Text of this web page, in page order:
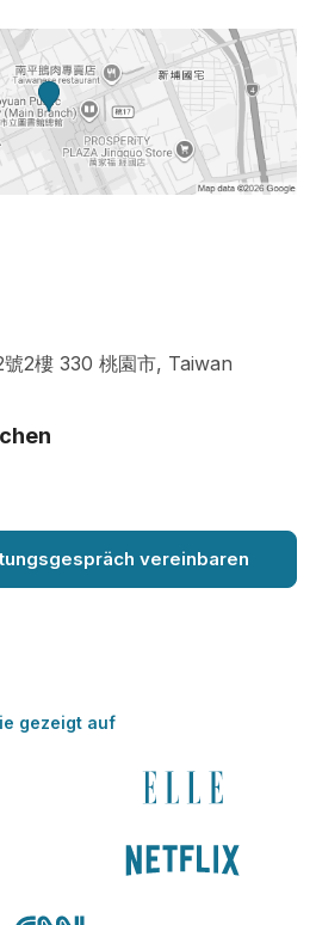
2樓 330 桃園市, Taiwan
vereinbaren
gezeigt auf